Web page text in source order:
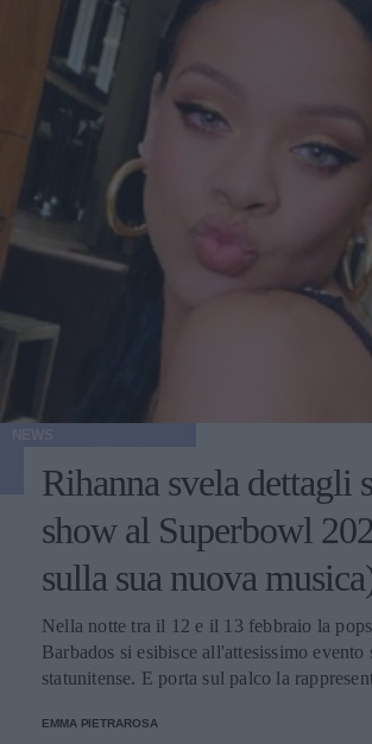
Rihanna svela dettagli
show al Superbowl
sulla sua nuova
Nella notte tra il 12 e il 13 febbraio la
Barbados si esibisce all'attesissimo evento
statunitense. E porta sul palco la
EMMA PIETRAROSA